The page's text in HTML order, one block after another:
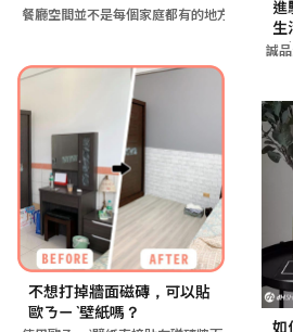
餐廳空間並不是每個家庭都有的地方，但往往
不想打掉牆面磁磚，可以貼
歐ㄋㄧˋ壁紙嗎？
進
生
閱
誠
如